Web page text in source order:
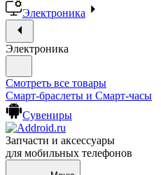
Электроника
Электроника
Смотреть все товары
Смарт-браслеты и Смарт-часы
Сувениры
Запчасти и аксессуары
для мобильных телефонов